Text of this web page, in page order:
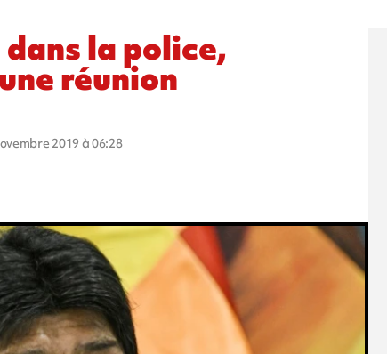
la police,
réunion
2019 à 06:28